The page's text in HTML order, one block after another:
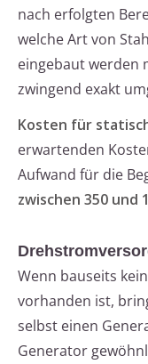
nach erfolgten
welche Art von
eingebaut werden
zwingend exakt
Kosten für
erwartenden
Aufwand für die
zwischen 350 und
Wenn bauseits
vorhanden ist,
selbst einen
Generator